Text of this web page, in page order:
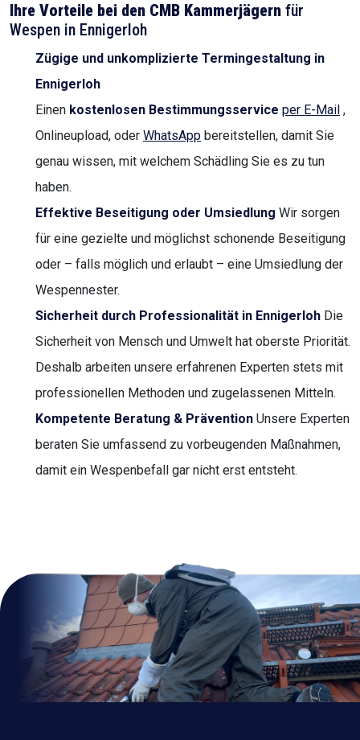
Ihre Vorteile bei den CMB Kammerjägern für
Wespen in Ennigerloh
Zügige und unkomplizierte Termingestaltung in
Ennigerloh
Einen kostenlosen Bestimmungsservice per E-Mail ,
Onlineupload, oder WhatsApp bereitstellen, damit Sie
genau wissen, mit welchem Schädling Sie es zu tun
haben.
Effektive Beseitigung oder Umsiedlung Wir sorgen
für eine gezielte und möglichst schonende Beseitigung
oder – falls möglich und erlaubt – eine Umsiedlung der
Wespennester.
Sicherheit durch Professionalität in Ennigerloh Die
Sicherheit von Mensch und Umwelt hat oberste Priorität.
Deshalb arbeiten unsere erfahrenen Experten stets mit
professionellen Methoden und zugelassenen Mitteln.
Kompetente Beratung & Prävention Unsere Experten
beraten Sie umfassend zu vorbeugenden Maßnahmen,
damit ein Wespenbefall gar nicht erst entsteht.